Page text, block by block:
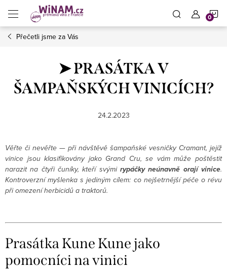
obsah
Přečetli jsme za Vás
➤ PRASÁTKA V
ŠAMPAŇSKÝCH VINICÍCH?
24.2.2023
Věřte či nevěřte — při návštěvě šampaňské vesničky Cramant, jejíž
vinice jsou klasifikovány jako Grand Cru, se vám může poštěstit
narazit na čtyři čuníky, kteří svými rypáčky neúnavně orají vinice.
Kontroverzní myšlenka s jediným cílem: co nejšetrnější péče o révu
při omezení herbicidů a traktorů.
Prasátka Kune Kune jako
pomocníci na vinici